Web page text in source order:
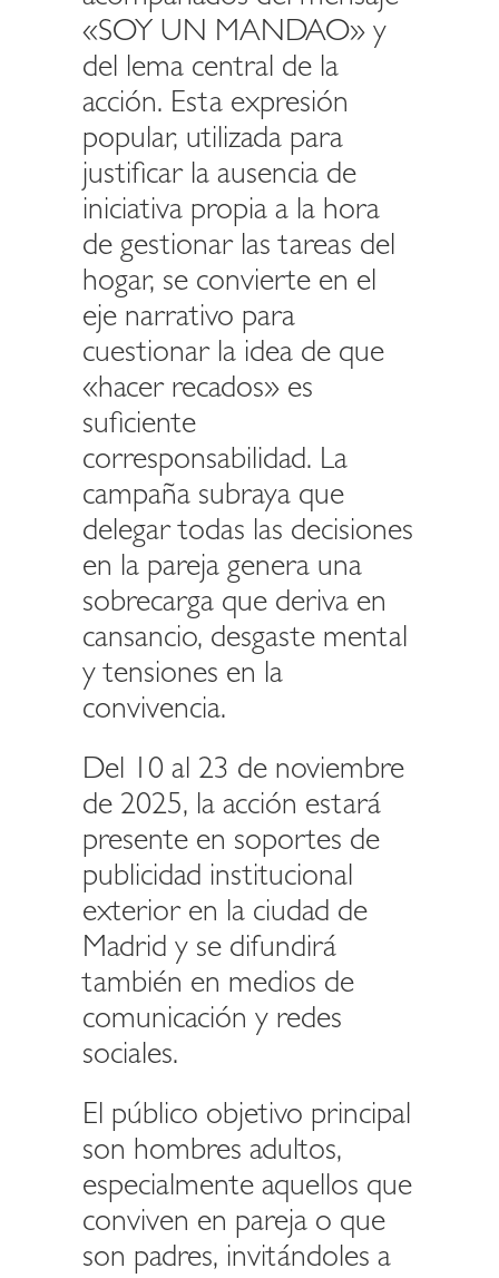
«SOY UN MANDAO» y
del lema central de la
acción. Esta expresión
popular, utilizada para
justificar la ausencia de
iniciativa propia a la hora
de gestionar las tareas del
hogar, se convierte en el
eje narrativo para
cuestionar la idea de que
«hacer recados» es
suficiente
corresponsabilidad. La
campaña subraya que
delegar todas las decisiones
en la pareja genera una
sobrecarga que deriva en
cansancio, desgaste mental
y tensiones en la
convivencia.
Del 10 al 23 de noviembre
de 2025, la acción estará
presente en soportes de
publicidad institucional
exterior en la ciudad de
Madrid y se difundirá
también en medios de
comunicación y redes
sociales.
El público objetivo principal
son hombres adultos,
especialmente aquellos que
conviven en pareja o que
son padres, invitándoles a